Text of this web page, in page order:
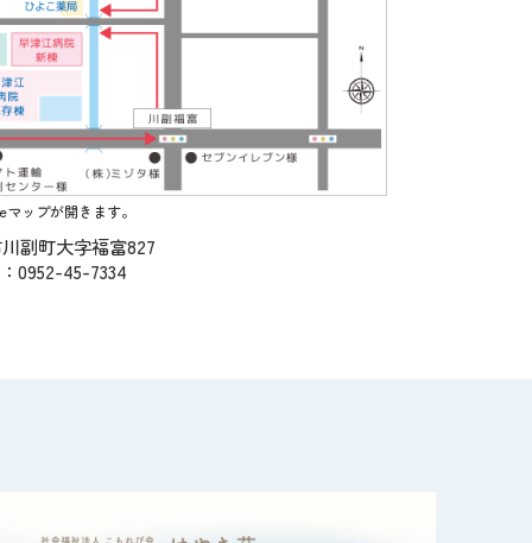
ップが開きます。
副町大字福富827
0952-45-7334